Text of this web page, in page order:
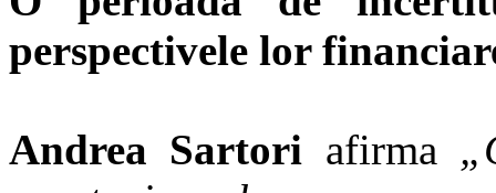
perspectivele lor
Andrea Sartori afirma